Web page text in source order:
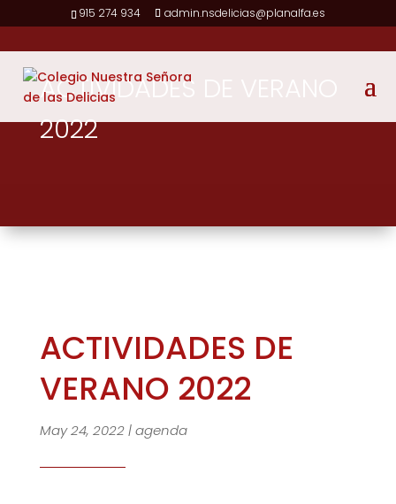
915 274 934 admin.nsdelicias@planalfa.es
ACTIVIDADES DE VERANO
2022
ACTIVIDADES DE
VERANO 2022
May 24, 2022|agenda